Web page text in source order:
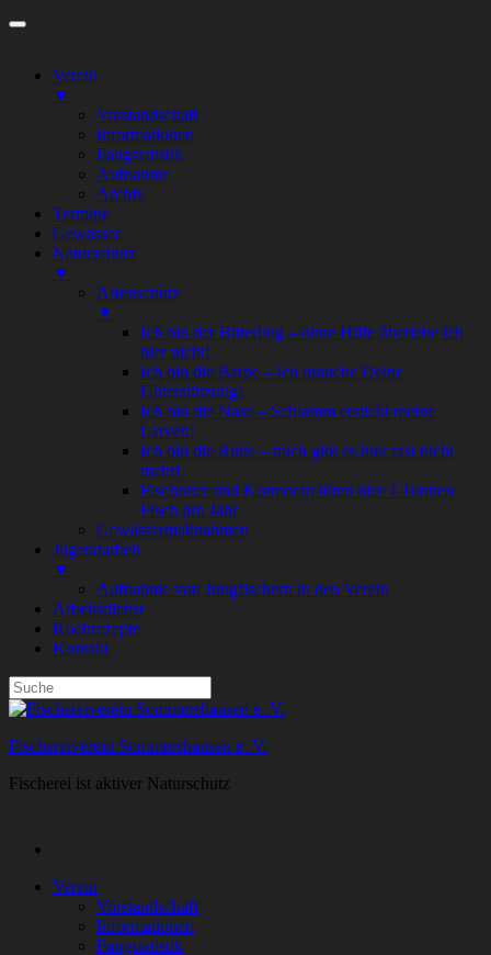
Zum
Verein
▼
Vorstandschaft
Informationen
Fangstatistik
Aufnahme
Archiv
Termine
Gewässer
Naturschutz
▼
Artenschutz
▼
Ich bin der Bitterling – ohne Hilfe überlebe ich
hier nicht!
Ich bin die Barbe – ich brauche Deine
Unterstützung!
Ich bin die Nase – Schlamm erstickt meine
Larven!
Ich bin die Rutte – mich gibt es hier fast nicht
mehr!
Fischotter und Kormoran töten hier 4 Tonnen
Fisch pro Jahr
Gewässermaßnahmen
Jugendarbeit
▼
Aufnahme von Jungfischern in den Verein
Arbeitsdienst
Kochrezepte
Kontakt
Fischereiverein Sommershausen e. V.
Fischerei ist aktiver Naturschutz
Verein
Vorstandschaft
Informationen
Fangstatistik